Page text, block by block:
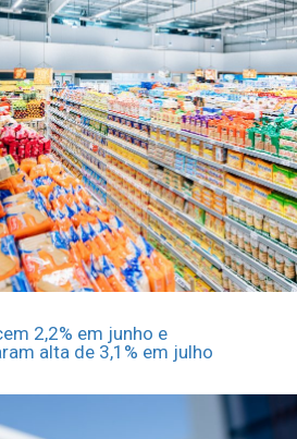
2,2% em junho e
alta de 3,1% em julho